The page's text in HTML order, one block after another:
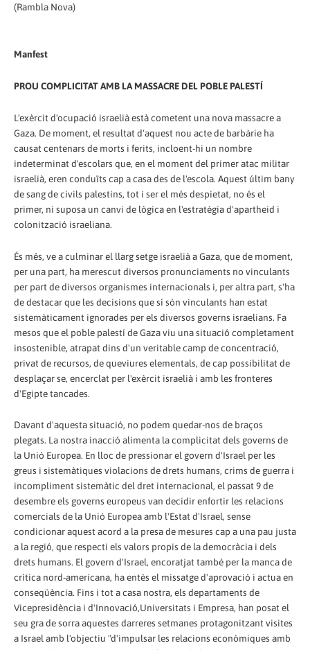
(Rambla Nova)
Manfest
PROU COMPLICITAT AMB LA MASSACRE DEL POBLE PALESTÍ
L'exèrcit d'ocupació israelià està cometent una nova massacre a
Gaza. De moment, el resultat d'aquest nou acte de barbàrie ha
causat centenars de morts i ferits, incloent-hi un nombre
indeterminat d'escolars que, en el moment del primer atac militar
israelià, eren conduïts cap a casa des de l'escola. Aquest últim bany
de sang de civils palestins, tot i ser el més despietat, no és el
primer, ni suposa un canvi de lògica en l'estratègia d'apartheid i
colonització israeliana.
És més, ve a culminar el llarg setge israelià a Gaza, que de moment,
per una part, ha merescut diversos pronunciaments no vinculants
per part de diversos organismes internacionals i, per altra part, s'ha
de destacar que les decisions que sí són vinculants han estat
sistemàticament ignorades per els diversos governs israelians. Fa
mesos que el poble palestí de Gaza viu una situació completament
insostenible, atrapat dins d'un veritable camp de concentració,
privat de recursos, de queviures elementals, de cap possibilitat de
desplaçar se, encerclat per l'exèrcit israelià i amb les fronteres
d'Egipte tancades.
Davant d'aquesta situació, no podem quedar-nos de braços
plegats. La nostra inacció alimenta la complicitat dels governs de
la Unió Europea. En lloc de pressionar el govern d'Israel per les
greus i sistemàtiques violacions de drets humans, crims de guerra i
incompliment sistemàtic del dret internacional, el passat 9 de
desembre els governs europeus van decidir enfortir les relacions
comercials de la Unió Europea amb l'Estat d'Israel, sense
condicionar aquest acord a la presa de mesures cap a una pau justa
a la regió, que respecti els valors propis de la democràcia i dels
drets humans. El govern d'Israel, encoratjat també per la manca de
crítica nord-americana, ha entès el missatge d'aprovació i actua en
conseqüència. Fins i tot a casa nostra, els departaments de
Vicepresidència i d'Innovació,Universitats i Empresa, han posat el
seu gra de sorra aquestes darreres setmanes protagonitzant visites
a Israel amb l'objectiu "d'impulsar les relacions econòmiques amb